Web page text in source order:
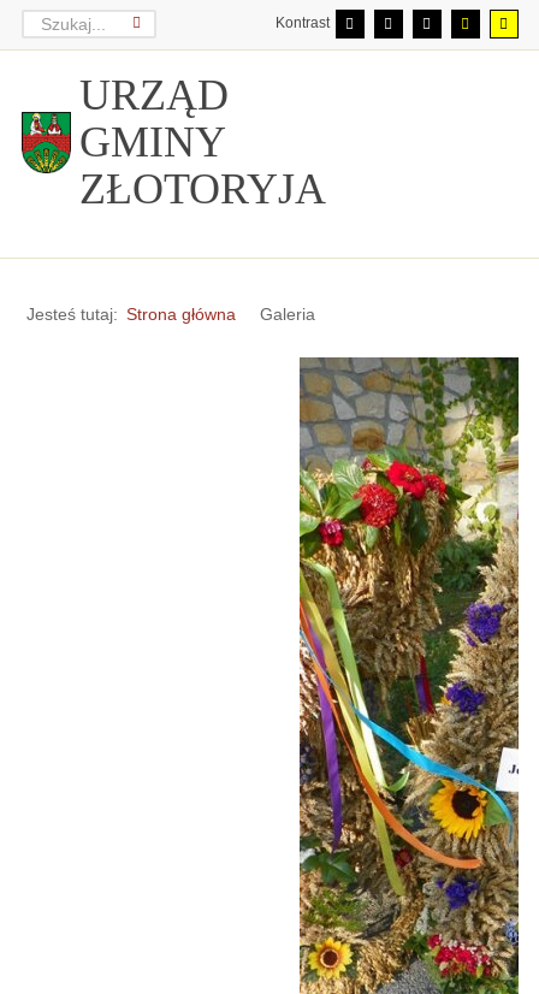
Kontrast
URZĄD
GMINY
ZŁOTORYJA
Jesteś tutaj: Strona główna Galeria